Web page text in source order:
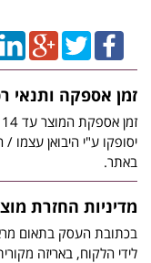
זמן אספקה ותנאי
יסופקו ע"י היבואן
באתר.
מדיניות החזרת
לידי הלקוח, באריזה